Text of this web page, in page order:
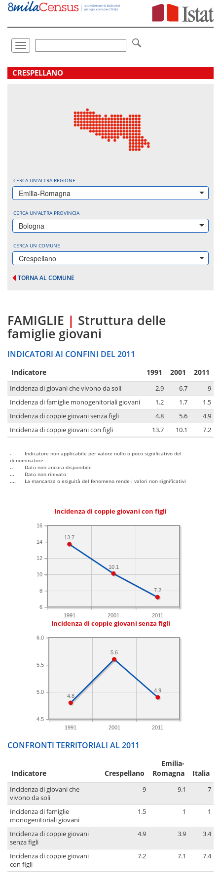
Vai
direttamente
Toggle
navigation
.
CRESPELLANO
CERCA UN'ALTRA REGIONE
Emilia-Romagna
CERCA UN'ALTRA PROVINCIA
Bologna
CERCA UN COMUNE
Crespellano
TORNA AL COMUNE
FAMIGLIE | Struttura delle
famiglie giovani
INDICATORI AI CONFINI DEL 2011
Indicatore 1991 2001 2011
Incidenza di giovani che vivono da soli 2.9 6.7
9
Incidenza di famiglie monogenitoriali giovani
1.2 1.7
1.5
Incidenza di coppie giovani senza figli
4.8 5.6
4.9
Incidenza di coppie giovani con figli
13.7 10.1 7.2
-
Indicatore non applicabile per valore nullo o poco significativo del
denominatore
..
Dato non ancora disponibile
...
Dato non rilevato
....
La mancanza o esiguità del fenomeno rende i valori non significativi
Incidenza di coppie giovani con figli
1991 2001 2011
6
8
10
12
14
16
7.2
10.1
13.7
Incidenza di coppie giovani senza figli
1991 2001 2011
4.5
5.0
5.5
6.0
4.9
5.6
4.8
CONFRONTI TERRITORIALI AL 2011
Indicatore Crespellano
Emilia-
Romagna
Italia
Incidenza di giovani che
vivono da soli
9 9.1 7
Incidenza di famiglie
monogenitoriali giovani
1.5 1 1
Incidenza di coppie giovani
senza figli
4.9 3.9 3.4
Incidenza di coppie giovani
con figli
7.2 7.1 7.4